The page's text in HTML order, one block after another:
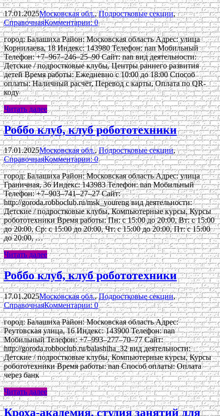
17.01.2025Московская обл.,Подростковые секции,
СправочнаяКомментарии: 0
город: Балашиха Район: Московская область Адрес: улица
Корнилаева, 18 Индекс: 143980 Телефон: nan Мобильный
Телефон: +7‒967‒246‒25‒90 Сайт: nan вид деятельности:
Детские / подростковые клубы, Центры раннего развития
детей Время работы: Ежедневно с 10:00 до 18:00 Способ
оплаты: Наличный расчёт, Перевод с карты, Оплата по QR-
коду
Читать далее
Роббо клуб, клуб робототехники
17.01.2025Московская обл.,Подростковые секции,
СправочнаяКомментарии: 0
город: Балашиха Район: Московская область Адрес: улица
Граничная, 36 Индекс: 143983 Телефон: nan Мобильный
Телефон: +7‒903‒741‒27‒27 Сайт:
http://goroda.robboclub.ru/msk_youreng вид деятельности:
Детские / подростковые клубы, Компьютерные курсы, Курсы
робототехники Время работы: Пн: с 15:00 до 20:00, Вт: с 15:00
до 20:00, Ср: с 15:00 до 20:00, Чт: с 15:00 до 20:00, Пт: с 15:00
до 20:00, …
Читать далее
Роббо клуб, клуб робототехники
17.01.2025Московская обл.,Подростковые секции,
СправочнаяКомментарии: 0
город: Балашиха Район: Московская область Адрес:
Реутовская улица, 16 Индекс: 143900 Телефон: nan
Мобильный Телефон: +7‒993‒277‒70‒77 Сайт:
http://goroda.robboclub.ru/balashiha_32 вид деятельности:
Детские / подростковые клубы, Компьютерные курсы, Курсы
робототехники Время работы: nan Способ оплаты: Оплата
через банк
Читать далее
Кроха-академия, студия занятий для